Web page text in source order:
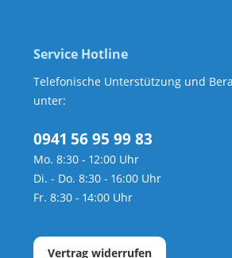
Service Hotline
Telefonische Unterstützung und
unter:
0941 56 95 99 83
Mo. 8:30 - 12:00 Uhr
Di. - Do. 8:30 - 16:00 Uhr
Fr. 8:30 - 14:00 Uhr
Vertrag widerrufen